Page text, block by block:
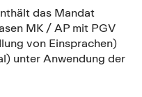
das Mandat
MK / AP mit PGV
von Einsprachen)
unter Anwendung der